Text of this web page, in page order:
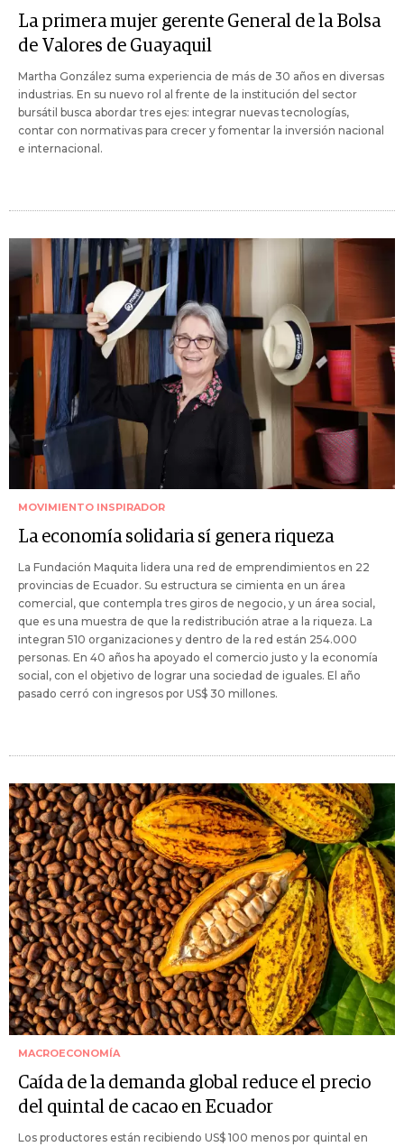
La primera mujer gerente General de la Bolsa
de Valores de Guayaquil
Martha González suma experiencia de más de 30 años en diversas
industrias. En su nuevo rol al frente de la institución del sector
bursátil busca abordar tres ejes: integrar nuevas tecnologías,
contar con normativas para crecer y fomentar la inversión nacional
e internacional.
MOVIMIENTO INSPIRADOR
La economía solidaria sí genera riqueza
La Fundación Maquita lidera una red de emprendimientos en 22
provincias de Ecuador. Su estructura se cimienta en un área
comercial, que contempla tres giros de negocio, y un área social,
que es una muestra de que la redistribución atrae a la riqueza. La
integran 510 organizaciones y dentro de la red están 254.000
personas. En 40 años ha apoyado el comercio justo y la economía
social, con el objetivo de lograr una sociedad de iguales. El año
pasado cerró con ingresos por US$ 30 millones.
MACROECONOMÍA
Caída de la demanda global reduce el precio
del quintal de cacao en Ecuador
Los productores están recibiendo US$ 100 menos por quintal en